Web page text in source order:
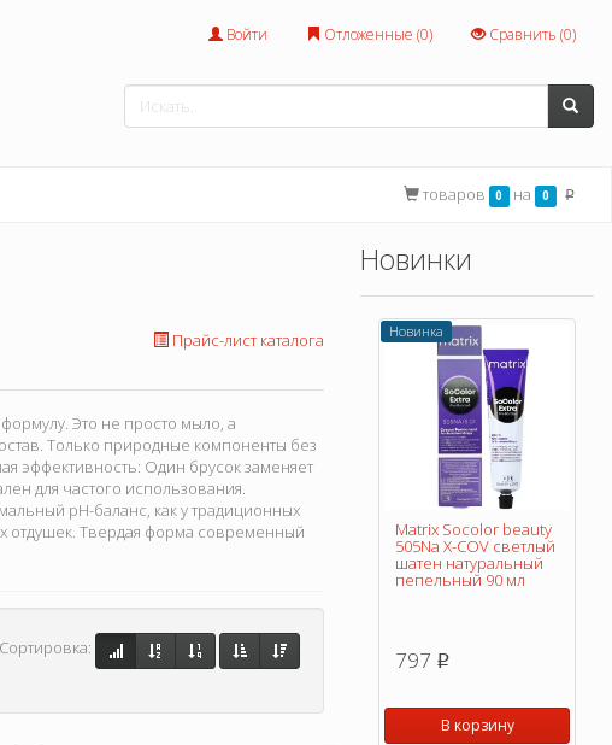
Войти Отложенные (0) Сравнить (0)
товаров 0 на 0 p
Прайс-лист каталога
Это не просто мыло, а
Только природные компоненты без
эффективность: Один брусок заменяет
для частого использования.
pH-баланс, как у традиционных
отдушек. Твердая форма современный
Сортировка:
Новинки
Новинка
Matrix Socolor beauty
505Na X-COV светлый
шатен натуральный
пепельный 90 мл
797 p
В корзину